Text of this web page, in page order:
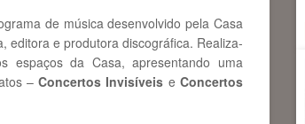
de música desenvolvido pela Casa
editora e produtora discográfica. Realiza-
espaços da Casa, apresentando uma
–Concertos Invisíveis eConcertos